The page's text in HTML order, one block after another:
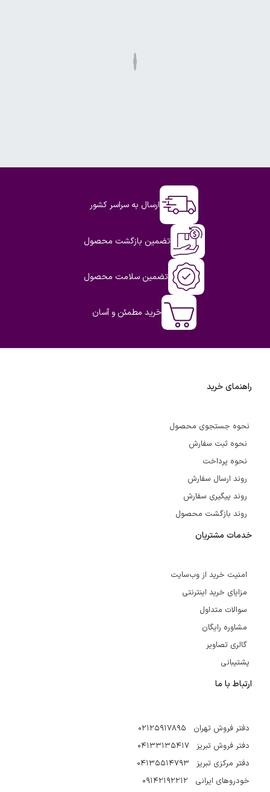
ارسال به سراسر کشور
تضمین بازگشت محصول
تضمین سلامت محصول
خرید مطمئن و آسان
راهنمای خرید
نحوه جستجوی محصول
نحوه ثبت سفارش
نحوه پرداخت
روند ارسال سفارش
روند پیگیری سفارش
روند بازگشت محصول
خدمات مشتریان
امنیت خرید از وب‌سایت
مزایای خرید اینترنتی
سوالات متداول
مشاوره رایگان
گالری تصاویر
پشتیبانی
ارتباط با ما
دفتر فروش تهران 02125917895
دفتر فروش تبریز 04133135417
دفتر مرکزی تبریز 04135514793
خودروهای ایرانی 09142192212